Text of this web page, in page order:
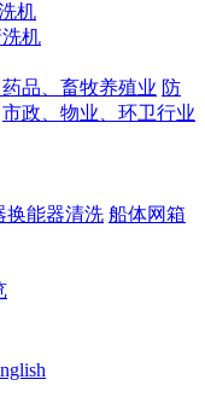
机
机
品、畜牧养殖业 防
市政、物业、环卫行业
换能器清洗 船体网箱